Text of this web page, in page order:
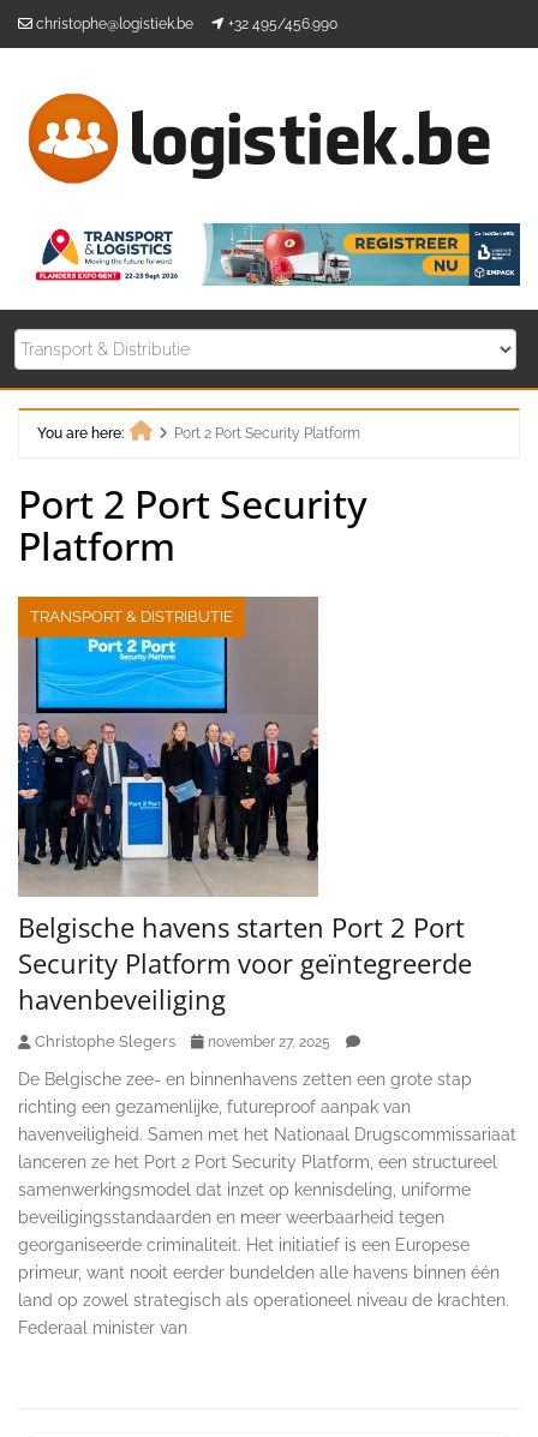
christophe@logistiek.be +32 495/456.990
You are here:
Port 2 Port Security Platform
Port 2 Port Security
Platform
TRANSPORT & DISTRIBUTIE
Belgische havens starten Port 2 Port
Security Platform voor geïntegreerde
havenbeveiliging
Christophe Slegers november 27, 2025
De Belgische zee- en binnenhavens zetten een grote stap
richting een gezamenlijke, futureproof aanpak van
havenveiligheid. Samen met het Nationaal Drugscommissariaat
lanceren ze het Port 2 Port Security Platform, een structureel
samenwerkingsmodel dat inzet op kennisdeling, uniforme
beveiligingsstandaarden en meer weerbaarheid tegen
georganiseerde criminaliteit. Het initiatief is een Europese
primeur, want nooit eerder bundelden alle havens binnen één
land op zowel strategisch als operationeel niveau de krachten.
Federaal minister van